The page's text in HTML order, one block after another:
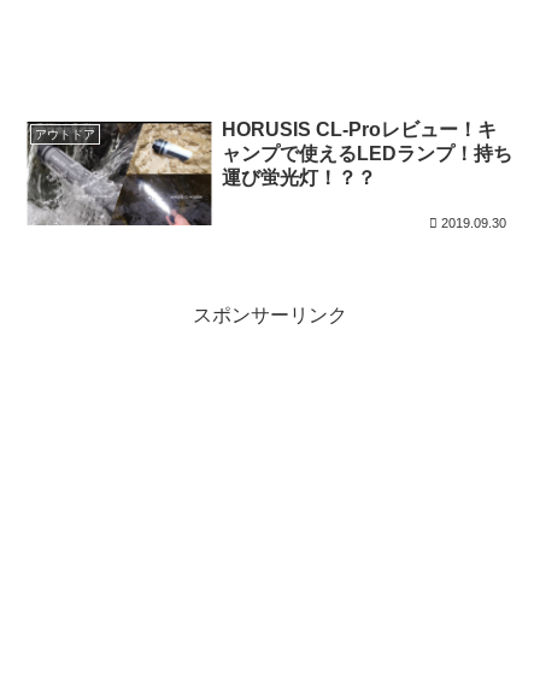
アウトドア
HORUSIS CL-Proレビュー！キ
ャンプで使えるLEDランプ！持ち
運び蛍光灯！？？
2019.09.30
スポンサーリンク